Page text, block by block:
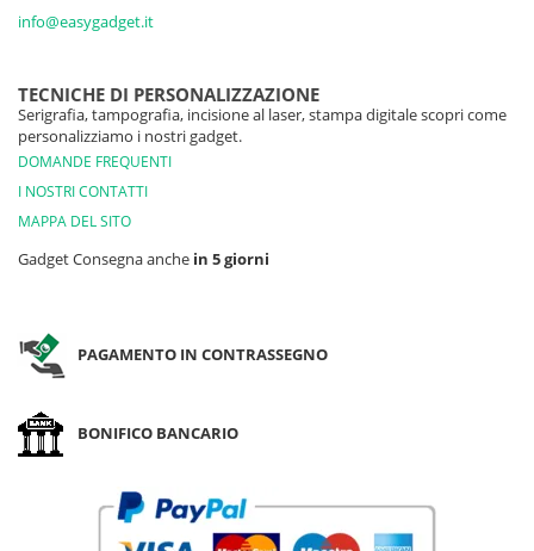
info@easygadget.it
TECNICHE DI PERSONALIZZAZIONE
Serigrafia, tampografia, incisione al laser, stampa digitale scopri come
personalizziamo i nostri gadget.
DOMANDE FREQUENTI
I NOSTRI CONTATTI
MAPPA DEL SITO
Gadget Consegna anche in 5 giorni
PAGAMENTO IN CONTRASSEGNO
BONIFICO BANCARIO